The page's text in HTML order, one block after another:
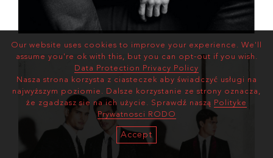
Our website uses cookies to improve your experience. We'll
assume you're ok with this, but you can opt-out if you wish.
Data Protection Privacy Policy
Nasza strona korzysta z ciasteczek aby świadczyć usługi na
najwyższym poziomie. Dalsze korzystanie ze strony oznacza,
że zgadzasz sie na ich użycie. Sprawdź naszą Polityke
Prywatnosci RODO
Accept